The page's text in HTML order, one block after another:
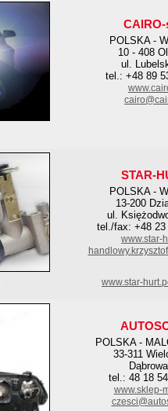
POLSKA -
10 - 408
ul.
tel.: +48 89
STAR-
POLSKA -
13-200
ul.
tel./fax: +48 23
www.star-
www.star-
POLSKA -
33-311
tel.: 48 18
www.sklep-